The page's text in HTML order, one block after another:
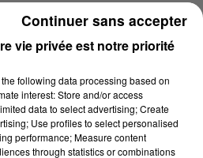
conférence « 100% On
Sahuc , diététicien, spécialisé
alimentaire, fera
de balayer un certain
de recommandations à la
forme de bon sens. Pour
et philosophique de la
vie privée est notre priorité
following data processing based on
interest: Store and/or access
data to select advertising; Create
Use profiles to select personalised
performance; Measure content
through statistics or combinations
Continuer sans accepter